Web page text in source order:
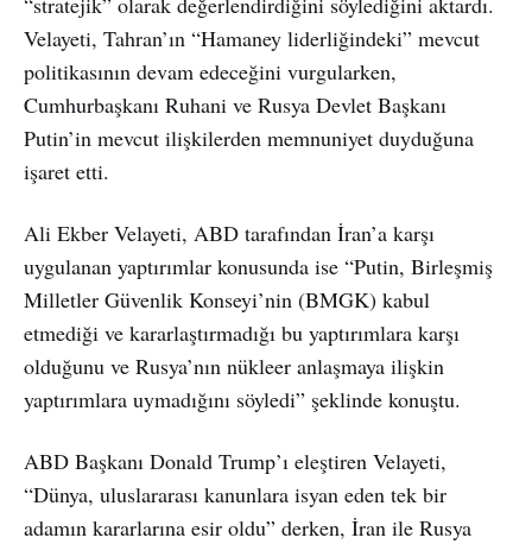
Velayeti, Tahran’ın “Hamaney liderliğindeki” mevcut
politikasının devam edeceğini vurgularken,
Cumhurbaşkanı Ruhani ve Rusya Devlet Başkanı
Putin’in mevcut ilişkilerden memnuniyet duyduğuna
işaret etti.
Ali Ekber Velayeti, ABD tarafından İran’a karşı
uygulanan yaptırımlar konusunda ise “Putin, Birleşmiş
Milletler Güvenlik Konseyi’nin (BMGK) kabul
etmediği ve kararlaştırmadığı bu yaptırımlara karşı
olduğunu ve Rusya’nın nükleer anlaşmaya ilişkin
yaptırımlara uymadığını söyledi” şeklinde konuştu.
ABD Başkanı Donald Trump’ı eleştiren Velayeti,
“Dünya, uluslararası kanunlara isyan eden tek bir
adamın kararlarına esir oldu” derken, İran ile Rusya